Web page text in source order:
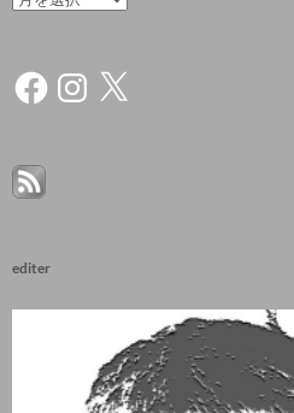
FacebookInstagram
X
editer